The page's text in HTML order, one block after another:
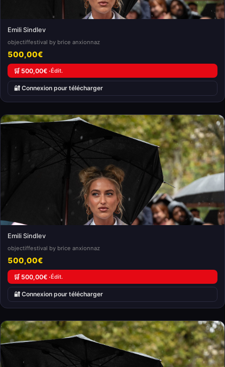
Emili Sindlev
objectiffestival by brice anxionnaz
500,00€
🛒 500,00€ ·Édit.
🔐 Connexion pour télécharger
Emili Sindlev
objectiffestival by brice anxionnaz
500,00€
🛒 500,00€ ·Édit.
🔐 Connexion pour télécharger